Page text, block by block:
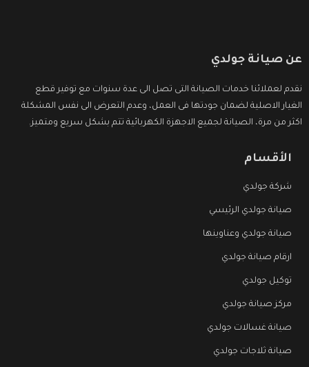
عن صيانة جولدي
نقدم لعملائنا خدمات الصيانة التى تصل الى عدة سنوات مع توفير قطع
الغيار الاصلية لضمان جودتها فى العمل، وعدم التعرض الى نفس المشكلة
اكثر من مرة، الصيانة لجميع الاجهزة الكهربائية تتم بشكل سريع ومتميز.
الأقسام
شركة جولدي
صيانة جولدي الرئيسي
صيانة جولدي وعناوينها
ارقام صيانة جولدي
توكيل جولدي
مركز صيانة جولدي
صيانة غسالات جولدي
صيانة ثلاجات جولدي